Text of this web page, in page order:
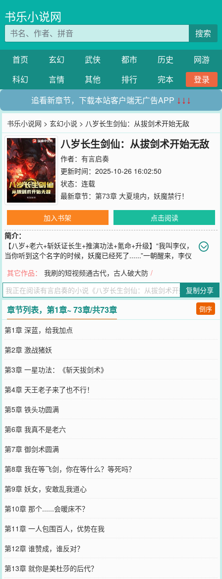
书乐小说网
搜索
首页 玄幻 武侠 都市 历史
网游
科幻
言情 其他 排行 完本
登录
追看新章节，下载本站客户端无广告APP ↓↓↓
书乐小说网 >玄幻小说 > 八岁长生剑仙：从拔剑术开始无敌
八岁长生剑仙：从拔剑术开始无敌
作者： 有言启奏
更新时间：2025-10-26 16:02:50
状态：连载
最新章节： 第73章 大夏境内，妖魔禁行！
加入书架
点击阅读
简介：
【八岁+老六+斩妖证长生+推演功法+氪命+升级】“我叫李仪，
当你听到这个名字的时候，妖魔已经死了......”一朝醒来，李仪
演功法。从【御剑术】到【万剑归宗】从【风雷剑】到【剑刃风暴】
从【天罡诀】到【剑开天门】......李仪也会纳闷，这寿命怎么越用越
多了？某日，禁区复苏，妖皇来袭，神明降世。就在大夏联军誓死抵
抗之时，李仪一人踏立九霄。我不知道这是哪里，我也不知道我是
谁，我只知道我要大开杀戒了！随手一剑斩杀上万妖魔，举世皆惊!“没
有人比我更懂斩妖！”——李·八岁老六且长生剑仙·仪......本书又名《氪
命武道：从斩妖除魔开始无敌》、《谁让他斩妖的》、《八岁斩妖被
嫌弱？反手一拳歼星》《从斩妖开始，肝成武道真君》
您要是觉得《八岁长生剑仙：从拔剑术开始无敌
忘记向您QQ群和微博微信里的朋友推荐哦！
其它作品： 我刷的短视频通古代，古人破大防 /
复制分享
章节列表，第1章~ 73章/共73章 倒序
第1章 深蓝，给我加点
第2章 激战猪妖
第3章 一星功法：《斩天拔剑术》
第4章 天王老子来了也不行！
第5章 铁头功圆满
第6章 我真不是老六
第7章 御剑术圆满
第8章 我在等飞剑，你在等什么？等死吗？
第9章 妖女，安敢乱我道心
第10章 那个......会暖床不？
第11章 一人包围百人，优势在我
第12章 谁赞成，谁反对？
第13章 就你是美杜莎的后代？